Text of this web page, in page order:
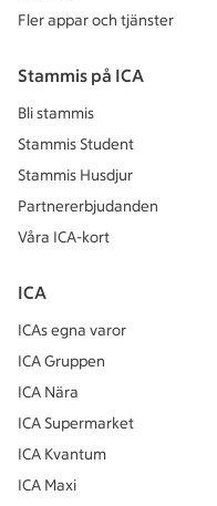
Fler appar och tjänster
Stammis på ICA
Bli stammis
Stammis Student
Stammis Husdjur
Partnererbjudanden
Våra ICA-kort
ICA
ICAs egna varor
ICA Gruppen
ICA Nära
ICA Supermarket
ICA Kvantum
ICA Maxi